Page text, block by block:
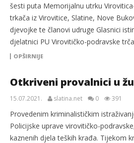
šesti puta Memorijalnu utrku
trkača iz Virovitice, Slatine, Nove
djevojke te članovi udruge Glasnici
djelatnici PU Virovitičko-podravske
OPŠIRNIJE
Otkriveni provalnici u
15.07.2021. slatina.net 0 391
Provedenim kriminalističkim
Policijske uprave virovitičko-
kaznenih djela teških krađa. Tijekom